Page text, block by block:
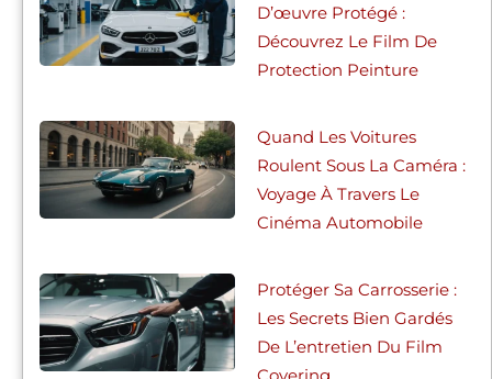
D’œuvre Protégé :
Découvrez Le Film De
Protection Peinture
Quand Les Voitures
Roulent Sous La Caméra :
Voyage À Travers Le
Cinéma Automobile
Protéger Sa Carrosserie :
Les Secrets Bien Gardés
De L’entretien Du Film
Covering